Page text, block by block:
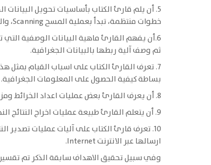
خطوات منتظمة، تبدأ بعملية المسح Scanning، والتعريف الاحداثي Georeferencing، ثم الرسم الآلي وفق قواعد معينة مع ذكر مشكلات كل طريقة.
6.أن يفهم القارئ ماهية البيانات الوصفية
ثم وصف آلية ربطها بالبيانات الجغرافية.
7. تعرف القارئ الكتاب على اسباب القيام بمثل
بساطة كيفية الحصول على المعلومات الجغرافية.
8. أن يعرف القارئ بعض عمليات اعداد الخرائط ومزاياها من خلال استخدام نظام المعلومات الجغرافية وذلك وفق القواعد الكارتوجرافية المرعية.
9. أن يتعلم القارئ طبيعة عمليات اخراج النتائج النهائية من خلال برامج نظم المعلومات الجغرافية لمتطلبات الدراسة.
ارسالها عبر الانترنت Internet.
وفي سبيل تحقيق الاهداف سابقة الذكر تم